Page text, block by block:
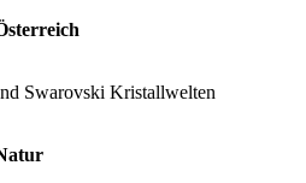
Swarovski Kristallwelten